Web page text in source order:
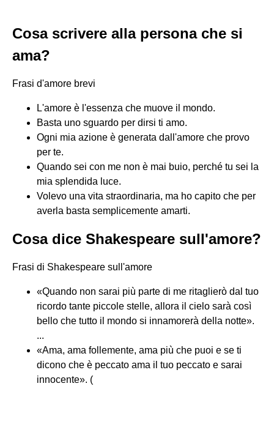
Cosa scrivere alla persona che si
ama?
Frasi d'amore brevi
L'amore è l'essenza che muove il mondo.
Basta uno sguardo per dirsi ti amo.
Ogni mia azione è generata dall'amore che provo
per te.
Quando sei con me non è mai buio, perché tu sei la
mia splendida luce.
Volevo una vita straordinaria, ma ho capito che per
averla basta semplicemente amarti.
Cosa dice Shakespeare sull'amore?
Frasi di Shakespeare sull'amore
«Quando non sarai più parte di me ritaglierò dal tuo
ricordo tante piccole stelle, allora il cielo sarà così
bello che tutto il mondo si innamorerà della notte».
...
«Ama, ama follemente, ama più che puoi e se ti
dicono che è peccato ama il tuo peccato e sarai
innocente». (